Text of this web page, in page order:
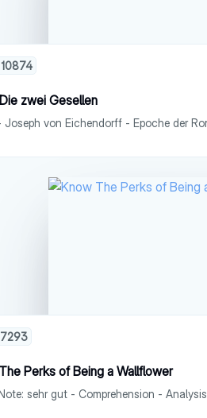
10874
Die zwei Gesellen
Joseph von Eichendorff - Epoche der
7293
The Perks of Being a Wallflower
sehr gut - Comprehension -